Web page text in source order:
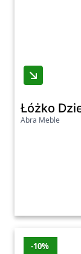
Łóżko
Abra Meble
-10%